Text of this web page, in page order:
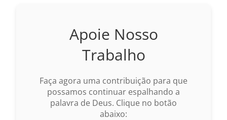
Apoie Nosso
Trabalho
Faça agora uma contribuição para que
possamos continuar espalhando a
palavra de Deus. Clique no botão
abaixo: